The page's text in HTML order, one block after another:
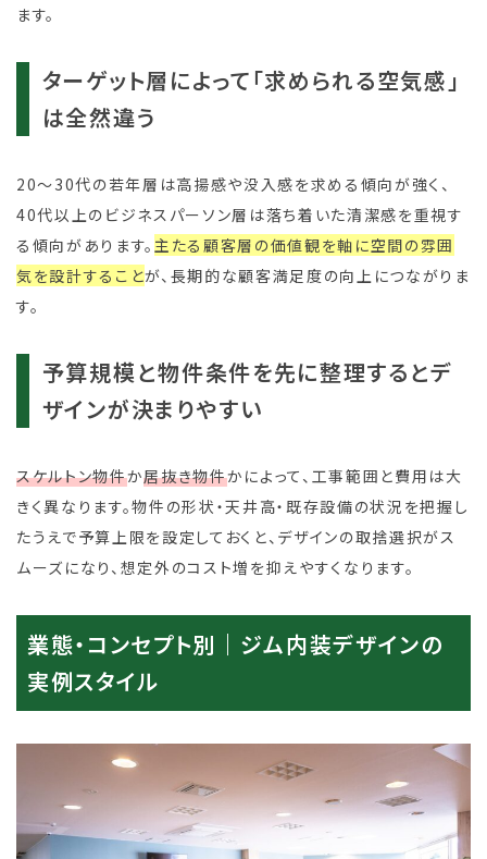
ます。
ターゲット層によって「求められる空気感」
は全然違う
20～30代の若年層は高揚感や没入感を求める傾向が強く、
40代以上のビジネスパーソン層は落ち着いた清潔感を重視す
る傾向があります。 主たる顧客層の価値観を軸に空間の雰囲
気を設計することが、長期的な顧客満足度の向上につながりま
す。
予算規模と物件条件を先に整理するとデ
ザインが決まりやすい
スケルトン物件か居抜き物件かによって、工事範囲と費用は大
きく異なります。物件の形状・天井高・既存設備の状況を把握し
たうえで予算上限を設定しておくと、デザインの取捨選択がス
ムーズになり、想定外のコスト増を抑えやすくなります。
業態・コンセプト別｜ジム内装デザインの
実例スタイル